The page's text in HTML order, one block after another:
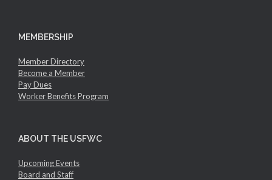
MEMBERSHIP
Member Directory
Become a Member
Pay Dues
Worker Benefits Program
ABOUT THE USFWC
Upcoming Events
Board and Staff